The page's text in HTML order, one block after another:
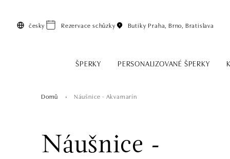
česky Rezervace schůzky Butiky Praha, Brno, Bratislava
ŠPERKY PERSONALIZOVANÉ ŠPERKY
Domů Náušnice - Akvamarín
Náušnice -